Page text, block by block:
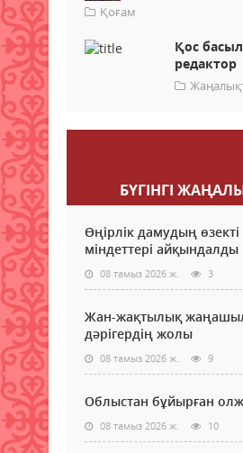
Қоғам
Қос
редактор
БҮГІНГI
Өңірлік дамудың өзекті
міндеттері айқындалды
08 тамыз 2026 ж. 3
Жан-жақтылық
дәрігердің жолы
08 тамыз 2026 ж. 9
Облыстан бұйырған
08 тамыз 2026 ж. 10